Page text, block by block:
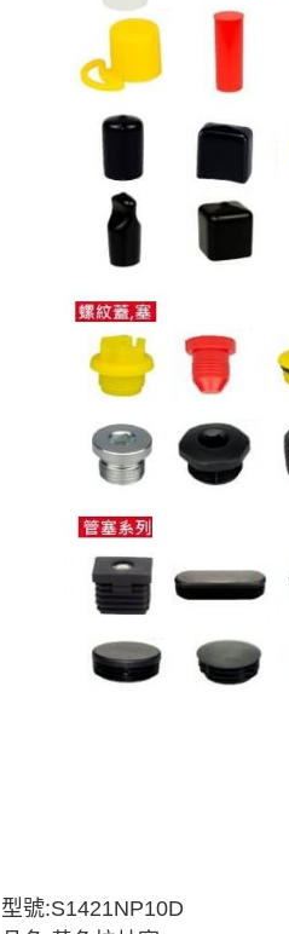
型號:S1421NP10D